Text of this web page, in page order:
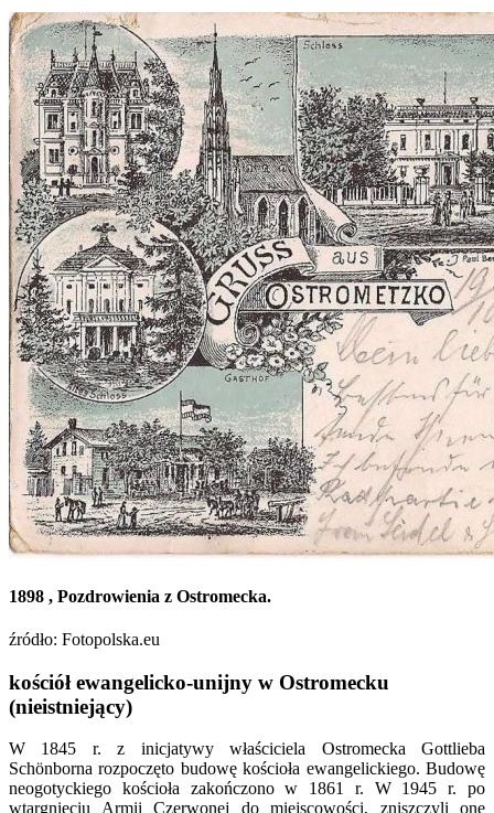
1898 , Pozdrowienia z Ostromecka.
źródło: Fotopolska.eu
kościół ewangelicko-unijny w Ostromecku
(nieistniejący)
W 1845 r. z inicjatywy właściciela Ostromecka Gottlieba
Schönborna rozpoczęto budowę kościoła ewangelickiego. Budowę
neogotyckiego kościoła zakończono w 1861 r. W 1945 r. po
wtargnięciu Armii Czerwonej do miejscowości, zniszczyli one